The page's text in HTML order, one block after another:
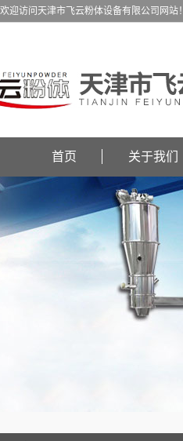
欢迎访问天津市飞云粉体设备有限公司网站！
首页 关于我们